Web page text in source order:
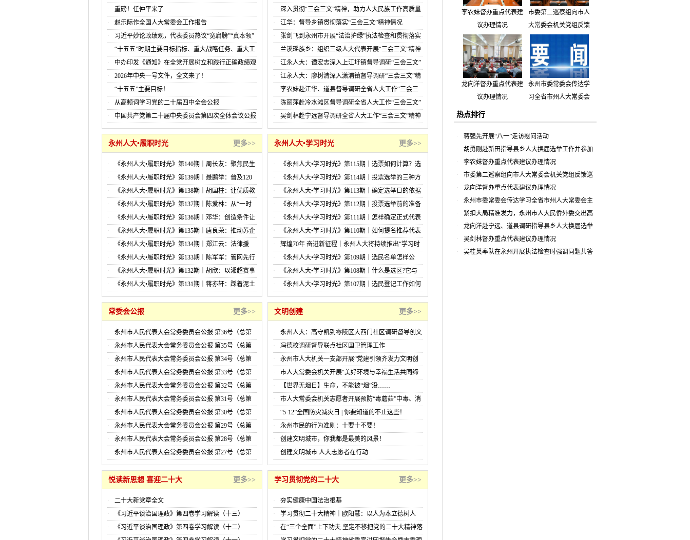
重磅！任仲平来了
赵乐际作全国人大常委会工作报告
习近平妙论政绩观，代表委员热议“宽肩膀”“真本领”
“十五五”时期主要目标指标、重大战略任务、重大工
程项目公布
中办印发《通知》在全党开展树立和践行正确政绩观
学习教育
2026年中央一号文件，全文来了！
“十五五”主要目标！
从高频词学习党的二十届四中全会公报
中国共产党第二十届中央委员会第四次全体会议公报
化落实
深入贯彻“三会三文”精神，助力人大民族工作高质量
发展江华：督导乡镇贯彻落实“三会三文”精神情况
张剑飞到永州市开展“法治护绿”执法检查和贯彻落实
“三会三文”精神调研
兰溪瑶族乡：组织三级人大代表开展“三会三文”精神
专题学习
江永人大：谭宏志深入上江圩镇督导调研“三会三文”
精神贯彻落实情况
江永人大：廖树清深入潇浦镇督导调研“三会三文”精
神贯彻落实情况
李农妹赴江华、道县督导调研全省人大工作“三会三
文”精神贯彻落实情况
陈丽萍赴冷水滩区督导调研全省人大工作“三会三文”
精神落实情况
吴剑林赴宁远督导调研全省人大工作“三会三文”精神
贯彻落实情况
永州人大•履职时光 更多>>
《永州人大•履职时光》第140期｜周长友：聚焦民生
办实事 履职尽责显担当
《永州人大•履职时光》第139期｜聂鹏举：普及120
一键呼叫 筑牢生命安全防线
《永州人大•履职时光》第138期｜胡国柱：让优质教
育照亮永州乡村大地
《永州人大•履职时光》第137期｜陈爱林：从“一时
火”到“一直火”，团结拼搏、永不言弃的“永冲锋”精神引
亿万网友共情
《永州人大•履职时光》第136期｜邓华：创造条件让
学生午休“躺睡”
《永州人大•履职时光》第135期｜唐良荣：推动苏企
来永集聚 促进区域产业“双向奔赴”
《永州人大•履职时光》第134期｜郑江云：法律援
助，不只是“有”，还要“管用”
《永州人大•履职时光》第133期｜陈军军：管网先行
守护好一江碧水
《永州人大•履职时光》第132期｜胡欣：以湘超赛事
为媒 推动女书文化与文旅融合传播
《永州人大•履职时光》第131期｜蒋亦轩：踩着泥土
履职，踏实！
永州人大•学习时光 更多>>
《永州人大•学习时光》第115期｜选票如何计算？选
举结果如何宣布？
《永州人大•学习时光》第114期｜投票选举的三种方
式
《永州人大•学习时光》第113期｜确定选举日的依据
与程序《永州人大•学习时光》第112期｜投票选举前的准备
工作《永州人大•学习时光》第111期｜怎样确定正式代表
候选人名单?
《永州人大•学习时光》第110期｜如何提名推荐代表
候选人？
辉煌70年 奋进新征程｜永州人大将持续推出“学习时
光”系列报道
《永州人大•学习时光》第109期｜选民名单怎样公
布？《永州人大•学习时光》第108期｜什么是选区?它与
选举单位有什么不同？
《永州人大•学习时光》第107期｜选民登记工作如何
开展？
常委会公报 更多>>
永州市人民代表大会常务委员会公报 第36号（总第
255号）
永州市人民代表大会常务委员会公报 第35号（总第
254号）
永州市人民代表大会常务委员会公报 第34号（总第
253号）
永州市人民代表大会常务委员会公报 第33号（总第
252号）
永州市人民代表大会常务委员会公报 第32号（总第
251号）
永州市人民代表大会常务委员会公报 第31号（总第
250号）
永州市人民代表大会常务委员会公报 第30号（总第
249号）
永州市人民代表大会常务委员会公报 第29号（总第
248号）
永州市人民代表大会常务委员会公报 第28号（总第
247号）
永州市人民代表大会常务委员会公报 第27号（总第
246号）
文明创建 更多>>
永州人大：高守凯到零陵区大西门社区调研督导创文
巩卫工作
冯德校调研督导联点社区国卫管理工作
永州市人大机关一支部开展“党建引领齐发力文明创
建人大行”主题党日活动
市人大常委会机关开展“美好环境与幸福生活共同缔
造”志愿服务活动
【世界无烟日】生命，不能被“烟”没……
市人大常委会机关志愿者开展预防“毒蘑菇”中毒、消
防安全宣传活动
“5·12”全国防灾减灾日 | 你要知道的不止这些！
永州市民的行为准则：十要十不要！
创建文明城市，你我都是最美的风景！
创建文明城市 人大志愿者在行动
悦读新思想 喜迎二十大 更多>>
二十大新党章全文
《习近平谈治国理政》第四卷学习解读（十三）
《习近平谈治国理政》第四卷学习解读（十二）
学习贯彻党的二十大 更多>>
夯实健康中国法治根基
学习贯彻二十大精神｜欧阳慧：以人为本立德树人
建强人民满意的教师队伍
在“三个全面”上下功夫 坚定不移把党的二十大精神落
李农妹督办重点代表建
议办理情况
市委第二巡察组向市人
大常委会机关党组反馈
龙向洋督办重点代表建
议办理情况
永州市委常委会传达学
习全省市州人大常委会
关精神 专题听取省人
大常委会执法检查组到
永州开展大气污染防治
相关法律法规执法检查
情况汇报
热点排行
蒋强先开展“八一”走访慰问活动
胡勇刚赴新田指导县乡人大换届选举工作并参加
市人大代表小组主题活动
李农妹督办重点代表建议办理情况
市委第二巡察组向市人大常委会机关党组反馈巡
察情况
龙向洋督办重点代表建议办理情况
永州市委常委会传达学习全省市州人大常委会主
要负责同志座谈会有关精神 专题听取省人大常委会
执法检查组到永州开展大气污染防治相关法律法规
执法检查情况汇报
紧扣大局精准发力，永州市人大民侨外委交出高
质量履职答卷
龙向洋赴宁远、道县调研指导县乡人大换届选举
并督导安全生产工作
吴剑林督办重点代表建议办理情况
吴桂英率队在永州开展执法检查时强调同题共答